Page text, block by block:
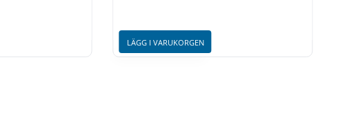
LÄGG I VARUKORGEN